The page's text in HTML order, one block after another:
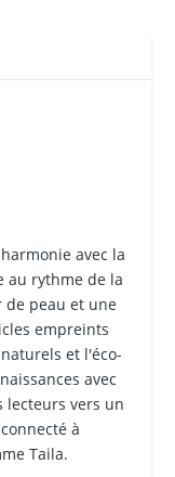
avec la
au rythme de la
de peau et une
empreints
et l'éco-
avec
lecteurs vers un
à
Taila.